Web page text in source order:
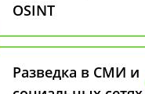
OSINT
Разведка в СМИ и